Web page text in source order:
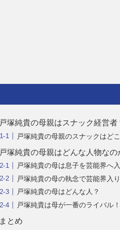
戸塚純貴の母親はスナック経営者
戸塚純貴の母親のスナックはど
戸塚純貴の母親はどんな人物なの
戸塚純貴の母は息子を芸能界へ
戸塚純貴の母の執念で芸能界入
戸塚純貴の母はどんな人？
戸塚純貴は母が一番のライバル
まとめ